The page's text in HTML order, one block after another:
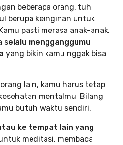
beberapa orang, tuh,
berupa keinginan untuk
pasti merasa anak-anak,
selalu mengganggumu
yang bikin kamu nggak bisa
lain, kamu harus tetap
mentalmu. Bilang
butuh waktu sendiri.
ke tempat lain yang
meditasi, membaca